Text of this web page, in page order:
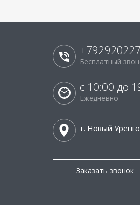
Бесплатный
с 10:00 до
Ежедневно
г. Новый
Заказать звонок